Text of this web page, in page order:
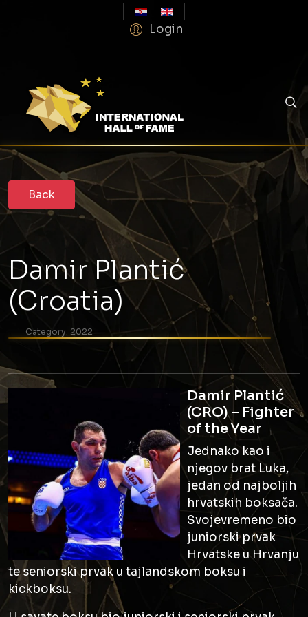
Login
Damir Plantić
(Croatia)
Category: 2022
Damir Plantić
(CRO) – Fighter
of the Year
Jednako kao i
njegov brat Luka,
jedan od najboljih
hrvatskih boksača.
Svojevremeno bio
juniorski prvak
Hrvatske u Hrvanju
te seniorski prvak u tajlandskom boksu i
kickboksu.